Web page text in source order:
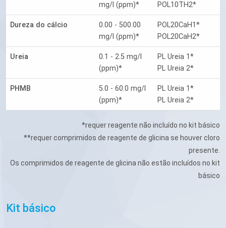
mg/l (ppm)*
POL10TH2*
Dureza do cálcio
0.00 - 500.00
mg/l (ppm)*
POL20CaH1*
POL20CaH2*
Ureia
0.1 - 2.5 mg/l
(ppm)*
PL Ureia 1*
PL Ureia 2*
PHMB
5.0 - 60.0 mg/l
(ppm)*
PL Ureia 1*
PL Ureia 2*
*requer reagente não incluído no kit básico
**requer comprimidos de reagente de glicina se houver cloro
presente.
Os comprimidos de reagente de glicina não estão incluídos no kit
básico
Kit básico